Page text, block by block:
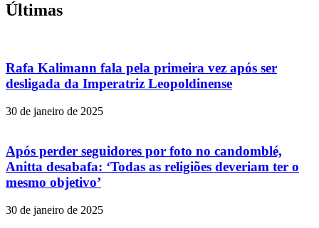
Últimas
Rafa Kalimann fala pela primeira vez após ser
desligada da Imperatriz Leopoldinense
30 de janeiro de 2025
Após perder seguidores por foto no candomblé,
Anitta desabafa: ‘Todas as religiões deveriam ter o
mesmo objetivo’
30 de janeiro de 2025